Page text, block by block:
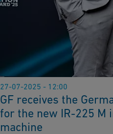
27-07-2025 - 12:00
GF receives the
for the new IR-225 M
machine